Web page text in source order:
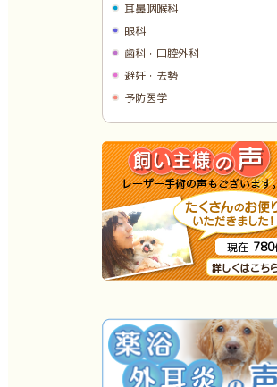
耳鼻咽喉科
眼科
歯科・口腔外科
避妊・去勢
予防医学
現在 780